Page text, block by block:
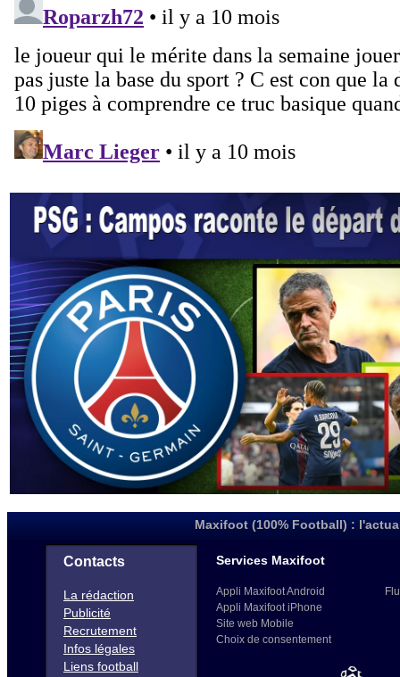
Maxifoot (100% Football) :
Contacts
La rédaction
Publicité
Recrutement
Infos légales
Liens football
Services Maxifoot
Appli Maxifoot Android
Appli Maxifoot iPhone
Site web Mobile
Choix de consentement